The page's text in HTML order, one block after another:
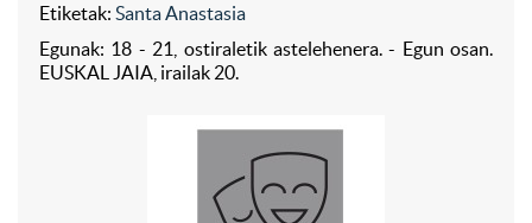
Etiketak: Santa Anastasia
Egunak: 18 - 21, ostiraletik astelehenera. - Egun osan.
EUSKAL JAIA, irailak 20.